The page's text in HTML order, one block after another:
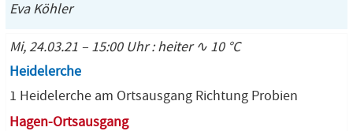
Eva Köhler
Mi, 24.03.21 – 15:00 Uhr : heiter ∿ 10 °C
Heidelerche
1 Heidelerche am Ortsausgang Richtung Probien
Hagen-Ortsausgang